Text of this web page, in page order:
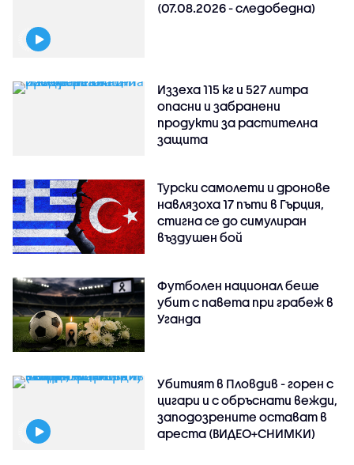
(07.08.2026 - следобедна)
Иззеха 115 кг и 527 литра
опасни и забранени
продукти за растителна
защита
Турски самолети и дронове
навлязоха 17 пъти в Гърция,
стигна се до симулиран
въздушен бой
Футболен национал беше
убит с павета при грабеж в
Уганда
Убитият в Пловдив - горен с
цигари и с обръснати вежди,
заподозрените остават в
ареста (ВИДЕО+СНИМКИ)